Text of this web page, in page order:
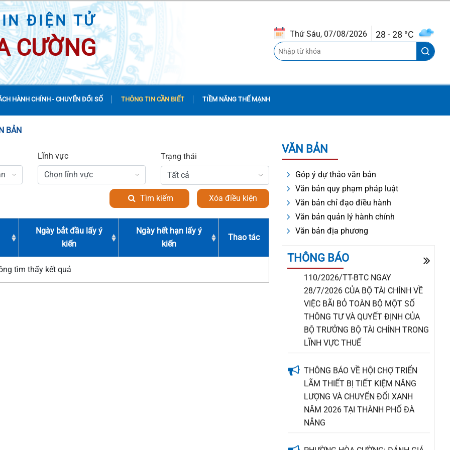
ĐIỆN TỬ
CƯỜNG
Thứ Sáu, 07/08/2026 28 - 28 °C
HÀNH CHÍNH - CHUYỂN ĐỔI SỐ THÔNG TIN CẦN BIẾT TIỀM NĂNG THẾ MẠNH
BẢN
Lĩnh vực
Chọn lĩnh vực
Trạng thái
Tìm kiếm Xóa điều kiện
Ngày bắt đầu lấy ý
kiến
Ngày hết hạn lấy ý
kiến
Thao tác
tìm thấy kết quả
VĂN BẢN
Góp ý dự thảo văn bản
Văn bản quy phạm pháp luật
Văn bản chỉ đạo điều hành
Văn bản quản lý hành chính
Văn bản địa phương
THÔNG BÁO
THÔNG BÁO QUYẾT ĐỊNH CỦA
QUY ĐỊNH CHI TIẾT MỘT SỐ NỘI
DUNG VỀ QUẢN LÝ, SỬ DỤNG NHÀ
CHUNG CƯ TRÊN ĐỊA BÀN THÀNH
PHỐ ĐÀ NẴNG
110/2026/TT-BTC NGÀY
28/7/2026 CỦA BỘ TÀI CHÍNH VỀ
VIỆC BÃI BỎ TOÀN BỘ MỘT SỐ
THÔNG TƯ VÀ QUYẾT ĐỊNH CỦA
BỘ TRƯỞNG BỘ TÀI CHÍNH TRONG
LĨNH VỰC THUẾ
LÃM THIẾT BỊ TIẾT KIỆM NĂNG
LƯỢNG VÀ CHUYỂN ĐỔI XANH
NĂM 2026 TẠI THÀNH PHỐ ĐÀ
NẴNG
KẾT QUẢ TÍN DỤNG CHÍNH SÁCH